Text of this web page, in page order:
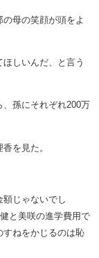
母の笑顔が頭をよ
しいんだ、と言う
孫にそれぞれ200万
を見た。
額じゃないでし
と美咲の進学費用で
ねをかじるのは恥